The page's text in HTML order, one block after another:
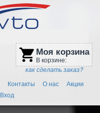
shopping_cart Моя корзина
В корзине:
как сделать заказ?
Контакты О нас
Акции
Вход